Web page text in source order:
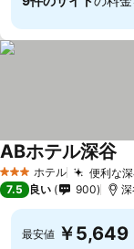
3 ホテルのランク
ホテル 便利な
ABホテル深谷
7.5 良い 900
最安値 ￥5,649